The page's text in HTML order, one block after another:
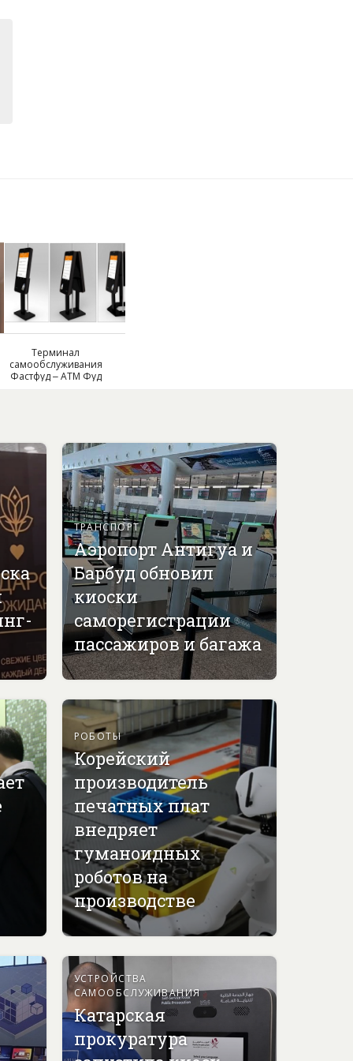
Терминал
самообслуживания
Фастфуд – АТМ Фуд
ТРАНСПОРТ
Аэропорт Антигуа и
Барбуд обновил
киоски
саморегистрации
пассажиров и багажа
РОБОТЫ
Корейский
производитель
печатных плат
внедряет
гуманоидных
роботов на
производстве
УСТРОЙСТВА
САМООБСЛУЖИВАНИЯ
Катарская
прокуратура